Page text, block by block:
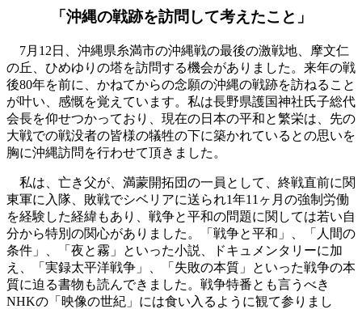
「沖縄の戦跡を訪問して考えたこと」
7月12日、沖縄県糸満市の沖縄戦の最後の激戦地、摩文仁
の丘、ひめゆりの塔を訪問する機会がありました。来年の戦
後80年を前に、かねてからの念願の沖縄の戦跡を訪ねること
が叶い、感慨を覚えています。私は長野県護国神社氏子総代
会長を仰せつかっており、現在の日本の平和と繁栄は、先の
大戦での戦没者の皆様の犠牲の下に築かれているとの思いを
胸に沖縄訪問を行わせて頂きました。
私は、亡き父が、満蒙開拓団の一員として、終戦直前に関
東軍に入隊、敗戦でシベリアに送られ1年11ヶ月の強制労働
を経験した経緯もあり、戦争と平和の問題に関しては若い自
分から特別の関心がありました。「戦争と平和」、「人間の
条件」、「夜と霧」といった小説、ドキュメンタリーに加
え、「実録太平洋戦争」、「失敗の本質」といった戦争の本
質に迫る書物も読んできました。戦争特番とも言うべき
NHKの「映像の世紀」には食い入るように観て参りまし